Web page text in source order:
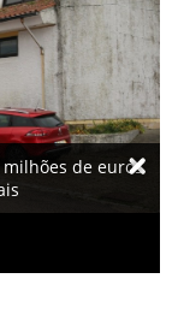
de euros